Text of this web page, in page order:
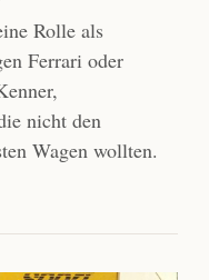
Rolle als
Ferrari oder
nicht den
Wagen wollten.